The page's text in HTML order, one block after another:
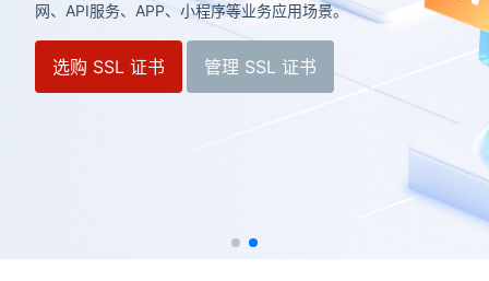
网、API服务、APP、小程序等业务应用场景。
选购 SSL 证书 管理 SSL 证书